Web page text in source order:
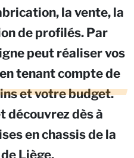
la vente, la
de profilés. Par
peut réaliser vos
tenant compte de
et votre budget.
découvrez dès à
en chassis de la
Liège.